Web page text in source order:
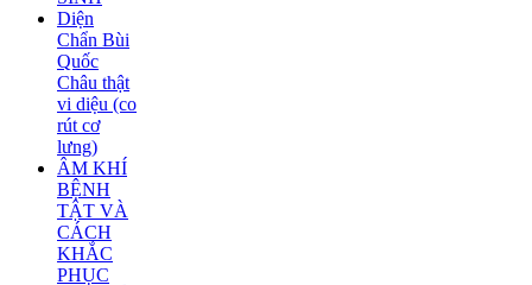
Diện
Chẩn Bùi
Quốc
Châu thật
vi diệu (co
rút cơ
lưng)
ÂM KHÍ
BỆNH
TẬT VÀ
CÁCH
KHẮC
PHỤC